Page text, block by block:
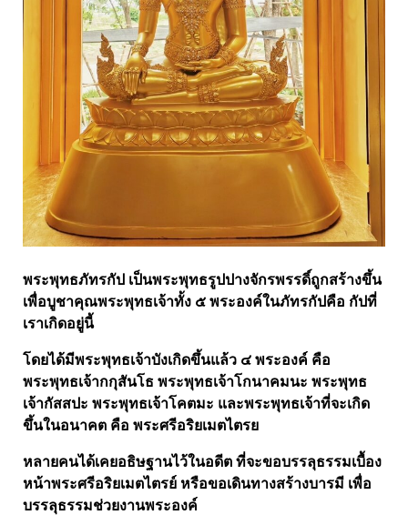
พระพุทธภัทรกัป เป็นพระพุทธรูปปางจักรพรรดิ์ถูกสร้างขึ้น
เพื่อบูชาคุณพระพุทธเจ้าทั้ง ๕ พระองค์ในภัทรกัปคือ กัปที่
เราเกิดอยู่นี้
โดยได้มีพระพุทธเจ้าบังเกิดขึ้นแล้ว ๔ พระองค์ คือ
พระพุทธเจ้ากกุสันโธ พระพุทธเจ้าโกนาคมนะ พระพุทธ
เจ้ากัสสปะ พระพุทธเจ้าโคตมะ และพระพุทธเจ้าที่จะเกิด
ขึ้นในอนาคต คือ พระศรีอริยเมตไตรย
หลายคนได้เคยอธิษฐานไว้ในอดีต ที่จะขอบรรลุธรรมเบื้อง
หน้าพระศรีอริยเมตไตรย์ หรือขอเดินทางสร้างบารมี เพื่อ
บรรลุธรรมช่วยงานพระองค์